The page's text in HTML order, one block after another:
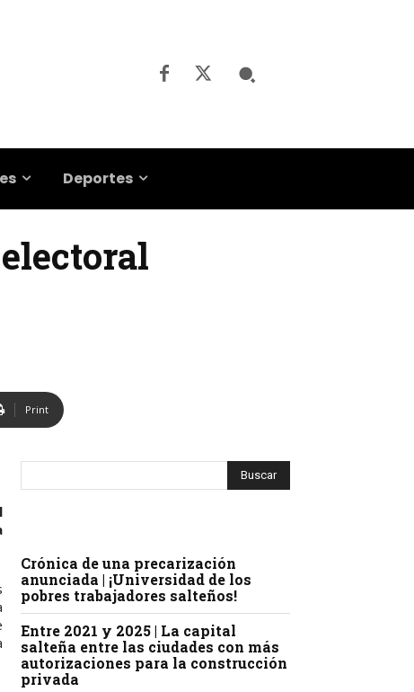
Deportes
Print
Crónica de una precarización
anunciada | ¡Universidad de los
pobres trabajadores salteños!
Entre 2021 y 2025 | La capital
salteña entre las ciudades con más
autorizaciones para la construcción
privada